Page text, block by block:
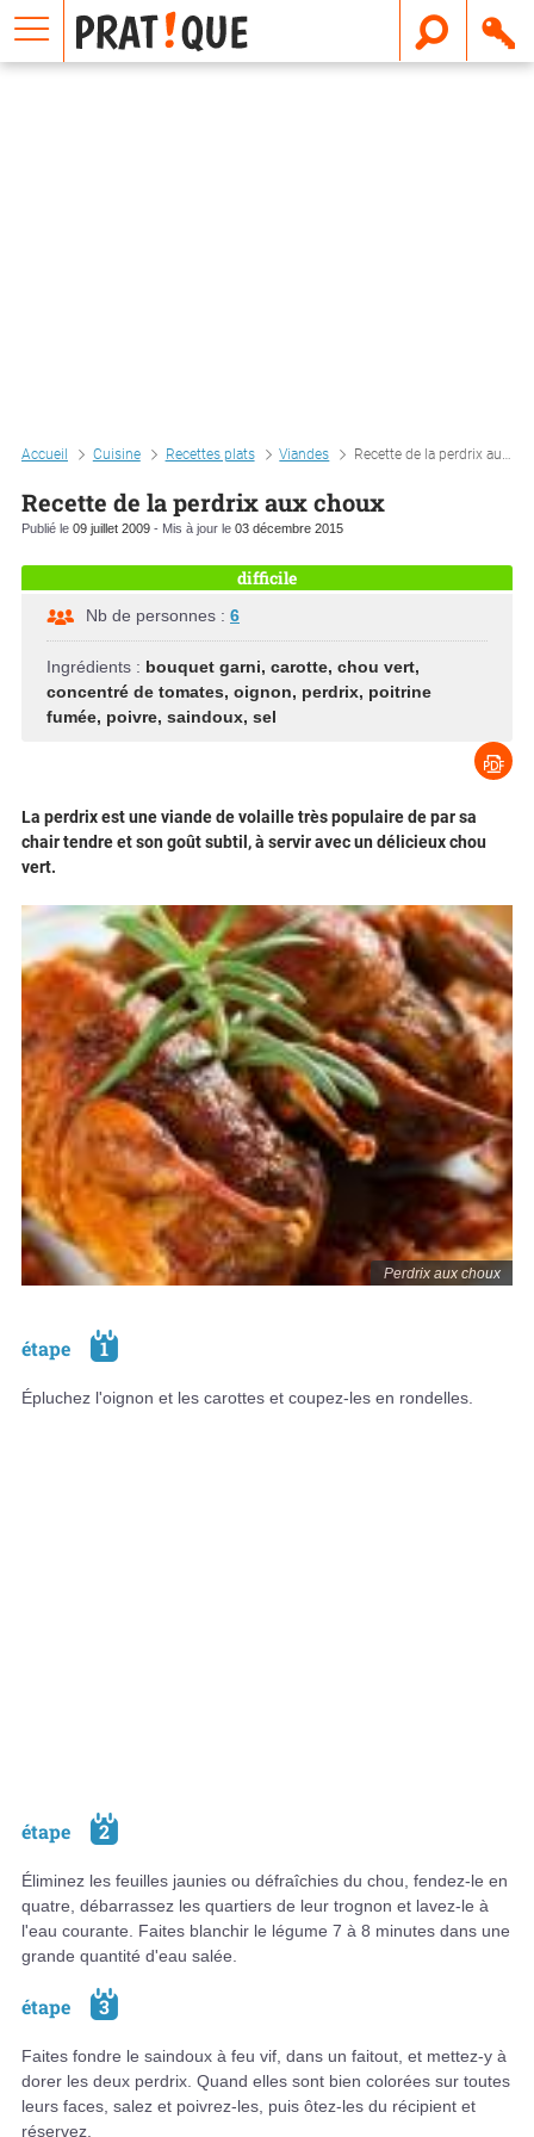
Accueil Cuisine Recettes plats Viandes Recette de la perdrix aux choux
Recette de la perdrix aux choux
Publié le 09 juillet 2009 - Mis à jour le 03 décembre 2015
difficile
Nb de personnes : 6
Ingrédients : bouquet garni, carotte, chou vert,
concentré de tomates, oignon, perdrix, poitrine
fumée, poivre, saindoux, sel
Perdrix aux choux
La perdrix est une viande de volaille très populaire de par sa
chair tendre et son goût subtil, à servir avec un délicieux chou
vert.
étape 1
Épluchez l'oignon et les carottes et coupez-les en rondelles.
étape 2
Éliminez les feuilles jaunies ou défraîchies du chou, fendez-le en
quatre, débarrassez les quartiers de leur trognon et lavez-le à
l'eau courante. Faites blanchir le légume 7 à 8 minutes dans une
grande quantité d'eau salée.
étape 3
Faites fondre le saindoux à feu vif, dans un faitout, et mettez-y à
dorer les deux perdrix. Quand elles sont bien colorées sur toutes
leurs faces, salez et poivrez-les, puis ôtez-les du récipient et
réservez.
E
m
a